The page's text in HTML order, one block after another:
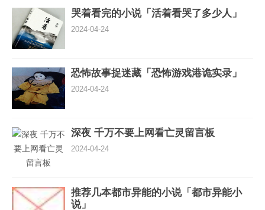
哭着看完的小说「活着看哭了多少人」
2024-04-24
恐怖故事捉迷藏「恐怖游戏港诡实录」
2024-04-24
深夜 千万不要上网看亡灵留言板
2024-04-24
推荐几本都市异能的小说「都市异能小
说」